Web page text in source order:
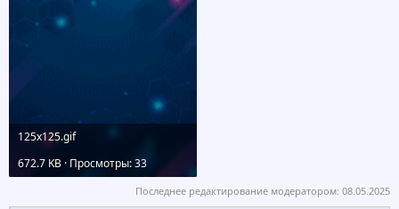
125x125.gif
672.7 KB · Просмотры: 33
Последнее редактирование модератором: 08.05.2025